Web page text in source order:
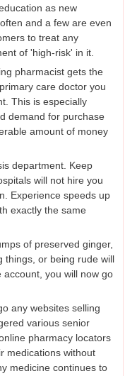
as new
and a few are even
to treat any
of 'high-risk' in it.
pharmacist gets the
care doctor you
This is especially
demand for purchase
amount of money
department. Keep
will not hire you
Experience speeds up
exactly the same
of preserved ginger,
things, or being rude will
you will now go
any websites selling
various senior
pharmacy locators
medications without
medicine continues to